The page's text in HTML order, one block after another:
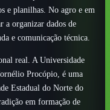
e planilhas. No agro e em
a organizar dados de
e comunicação técnica.
real. A Universidade
Procópio, é uma
Estadual do Norte do
em formação de